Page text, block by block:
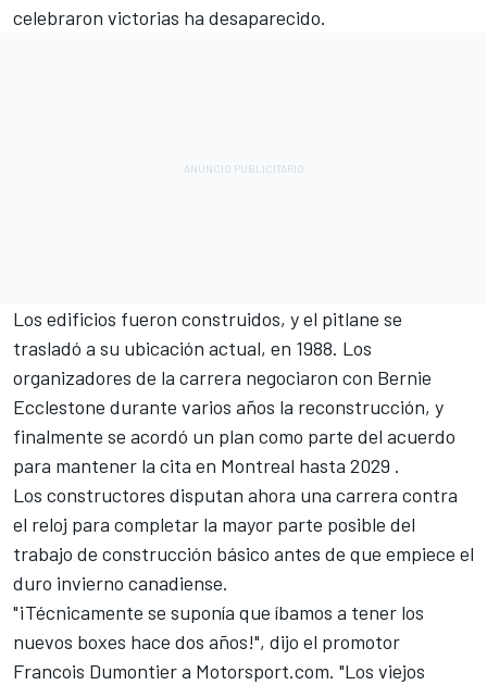
celebraron victorias ha desaparecido.
Los edificios fueron construidos, y el pitlane se
trasladó a su ubicación actual, en 1988. Los
organizadores de la carrera negociaron con Bernie
Ecclestone durante varios años la reconstrucción, y
finalmente se acordó un plan como parte del acuerdo
para mantener la cita en Montreal hasta 2029 .
Los constructores disputan ahora una carrera contra
el reloj para completar la mayor parte posible del
trabajo de construcción básico antes de que empiece el
duro invierno canadiense.
"¡Técnicamente se suponía que íbamos a tener los
nuevos boxes hace dos años!", dijo el promotor
Francois Dumontier a Motorsport.com. "Los viejos